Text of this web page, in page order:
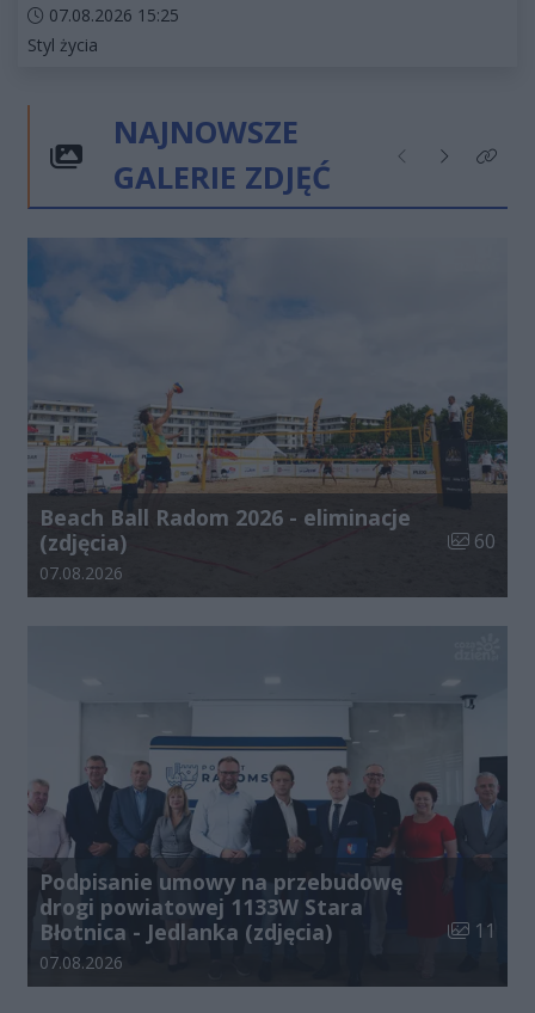
Data dodania artykułu:
07.08.2026 15:25
Kategorie artykułu:
Styl życia
NAJNOWSZE
GALERIE ZDJĘĆ
Poprzednie
NastępneKliknij
Beach Ball Radom 2026 - eliminacje
(zdjęcia)
Liczba
60
Data dodania galerii:
07.08.2026
Podpisanie umowy na przebudowę
drogi powiatowej 1133W Stara
Błotnica - Jedlanka (zdjęcia)
Liczba
11
Data dodania galerii:
07.08.2026